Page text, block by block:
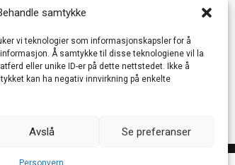
samtykke
vi teknologier som informasjonskapsler for å
Å samtykke til disse teknologiene vil la
eller unike ID-er på dette nettstedet. Ikke å
kan ha negativ innvirkning på enkelte
Avslå Se preferanser
Personvern
sommerglad av!
De mest svulstige
kjærlighetssangene –
NOENSINNE!